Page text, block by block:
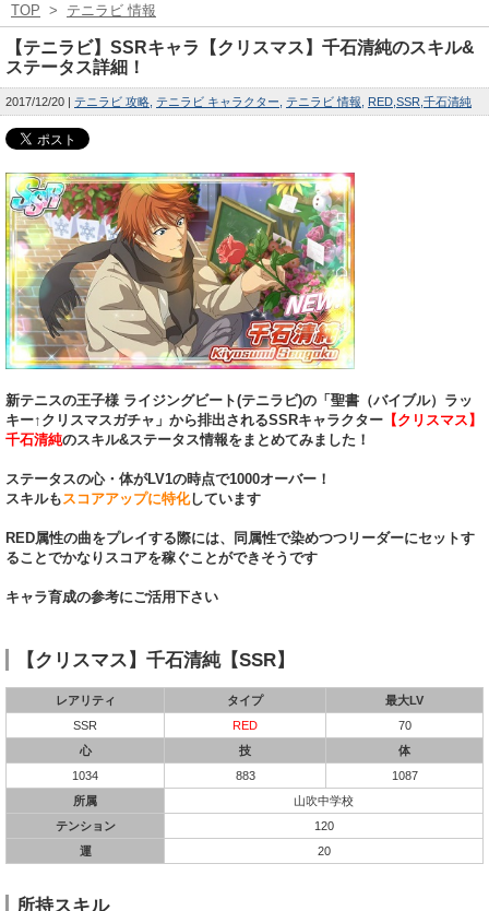
TOP > テニラビ 情報
【テニラビ】SSRキャラ【クリスマス】千石清純のスキル&
ステータス詳細！
2017/12/20 テニラビ 攻略 テニラビ キャラクター テニラビ 情報 RED SSR 千石清純
新テニスの王子様 ライジングビート(テニラビ)の「聖書（バイブル）ラッ
キー↑クリスマスガチャ」から排出されるSSRキャラクター 【クリスマス】
千石清純のスキル&ステータス情報をまとめてみました！
ステータスの心・体がLV1の時点で1000オーバー！
スキルも スコアアップに特化しています
RED属性の曲をプレイする際には、同属性で染めつつリーダーにセットす
ることでかなりスコアを稼ぐことができそうです
キャラ育成の参考にご活用下さい
【クリスマス】千石清純【SSR】
レアリティ タイプ
最大LV
SSR
RED
70
心
技
体
1034
883
1087
所属
山吹中学校
テンション
120
運
20
所持スキル